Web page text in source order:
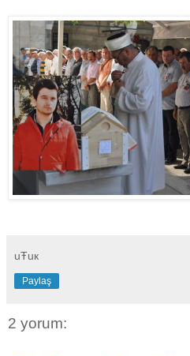
uŦuк
Paylaş
2 yorum: